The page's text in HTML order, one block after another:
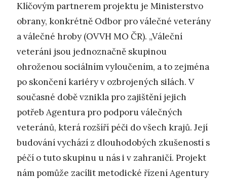
Klíčovým partnerem projektu je Ministerstvo
obrany, konkrétně Odbor pro válečné veterány
a válečné hroby (OVVH MO ČR). „Váleční
veteráni jsou jednoznačně skupinou
ohroženou sociálním vyloučením, a to zejména
po skončení kariéry v ozbrojených silách. V
současné době vznikla pro zajištění jejich
potřeb Agentura pro podporu válečných
veteránů, která rozšíří péči do všech krajů. Její
budování vychází z dlouhodobých zkušeností s
péčí o tuto skupinu u nás i v zahraničí. Projekt
nám pomůže zacílit metodické řízení Agentury